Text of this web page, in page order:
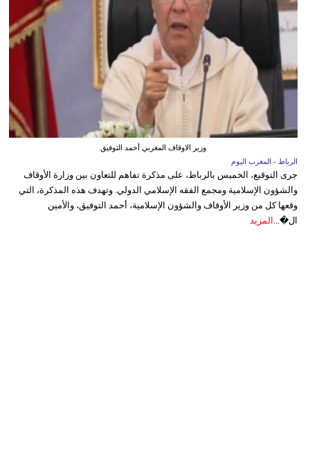
وزير الاوقاف المغربي أحمد التوفيق
الرباط - المغرب اليوم
جرى التوقيع، الخميس بالرباط، على مذكرة تفاهم للتعاون بين وزارة الأوقاف
والشؤون الإسلامية ومجمع الفقه الإسلامي الدولي. وتهدف هذه المذكرة، التي
وقعها كل من وزير الأوقاف والشؤون الإسلامية، أحمد التوفيق، والأمين
ال�... المزيد